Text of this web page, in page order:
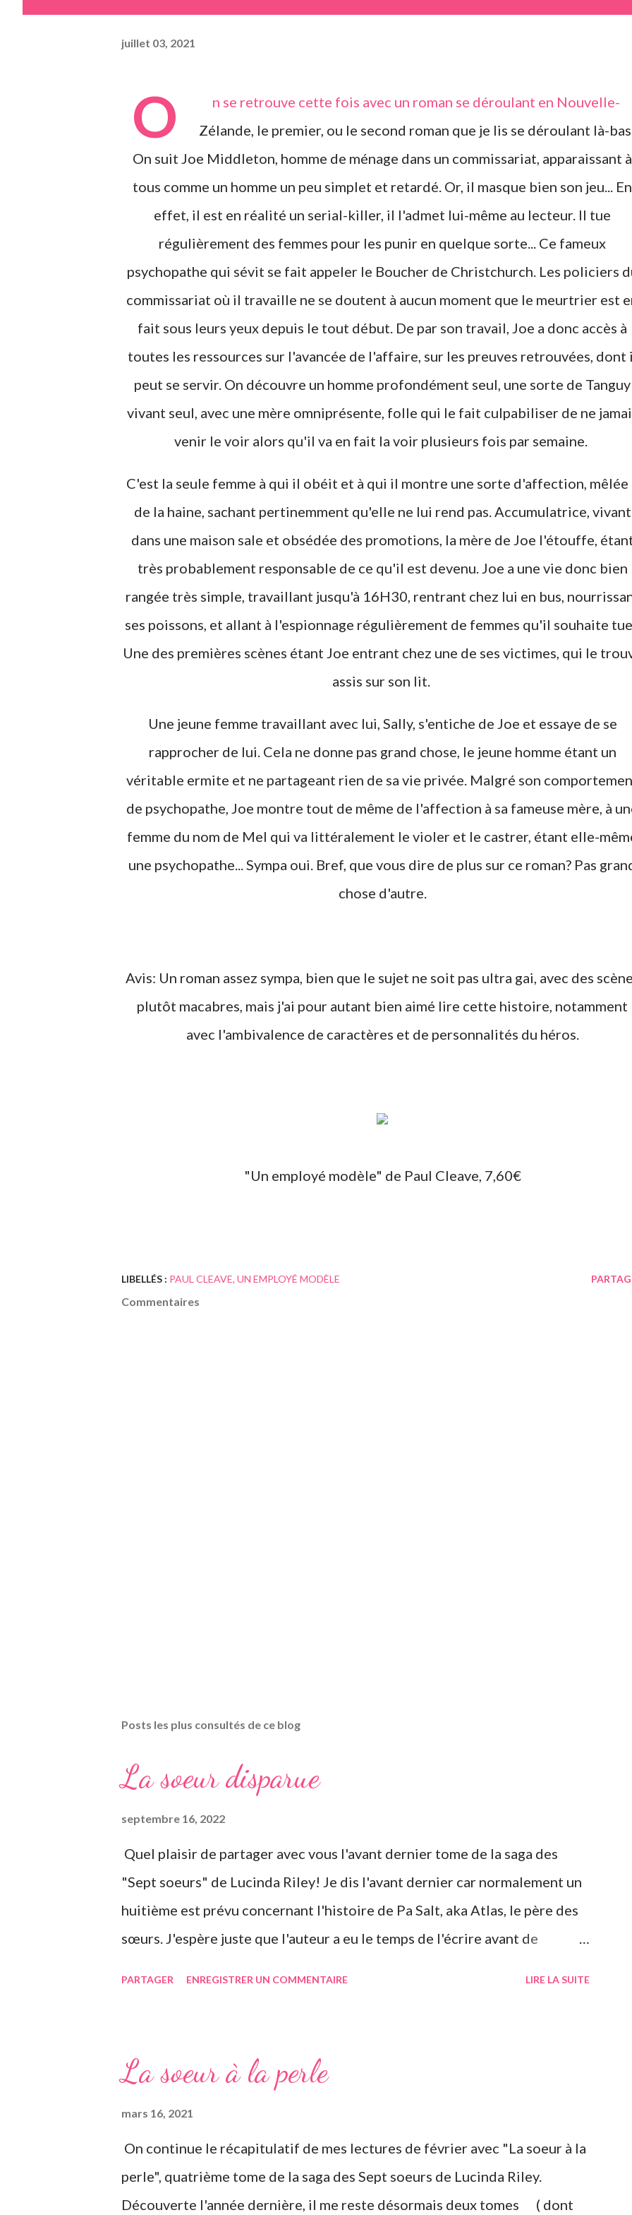
juillet 03, 2021
O
n se retrouve cette fois avec un roman se déroulant en Nouvelle-
Zélande, le premier, ou le second roman que je lis se déroulant là-
On suit Joe Middleton, homme de ménage dans un commissariat, apparaissant à
tous comme un homme un peu simplet et retardé. Or, il masque bien son jeu... En
effet, il est en réalité un serial-killer, il l'admet lui-même au lecteur. Il tue
régulièrement des femmes pour les punir en quelque sorte... Ce fameux
psychopathe qui sévit se fait appeler le Boucher de Christchurch. Les policiers
commissariat où il travaille ne se doutent à aucun moment que le meurtrier est
fait sous leurs yeux depuis le tout début. De par son travail, Joe a donc accès à
toutes les ressources sur l'avancée de l'affaire, sur les preuves retrouvées, dont
peut se servir. On découvre un homme profondément seul, une sorte de Tanguy
vivant seul, avec une mère omniprésente, folle qui le fait culpabiliser de ne
venir le voir alors qu'il va en fait la voir plusieurs fois par semaine.
C'est la seule femme à qui il obéit et à qui il montre une sorte d'affection, mêlée
de la haine, sachant pertinemment qu'elle ne lui rend pas. Accumulatrice, vivant
dans une maison sale et obsédée des promotions, la mère de Joe l'étouffe,
très probablement responsable de ce qu'il est devenu. Joe a une vie donc bien
rangée très simple, travaillant jusqu'à 16H30, rentrant chez lui en bus,
ses poissons, et allant à l'espionnage régulièrement de femmes qu'il souhaite
Une des premières scènes étant Joe entrant chez une de ses victimes, qui le
assis sur son lit.
Une jeune femme travaillant avec lui, Sally, s'entiche de Joe et essaye de se
rapprocher de lui. Cela ne donne pas grand chose, le jeune homme étant un
véritable ermite et ne partageant rien de sa vie privée. Malgré son
de psychopathe, Joe montre tout de même de l'affection à sa fameuse mère, à
femme du nom de Mel qui va littéralement le violer et le castrer, étant elle-
une psychopathe... Sympa oui. Bref, que vous dire de plus sur ce roman? Pas
chose d'autre.
Avis: Un roman assez sympa, bien que le sujet ne soit pas ultra gai, avec des
plutôt macabres, mais j'ai pour autant bien aimé lire cette histoire, notamment
avec l'ambivalence de caractères et de personnalités du héros.
"Un employé modèle" de Paul Cleave, 7,60€
LIBELLÉS : PAUL CLEAVE UN EMPLOYÉ MODÈLE
Commentaires
Posts les plus consultés de ce blog
La soeur disparue
septembre 16, 2022
Quel plaisir de partager avec vous l'avant dernier tome de la saga des
"Sept soeurs" de Lucinda Riley! Je dis l'avant dernier car normalement un
huitième est prévu concernant l'histoire de Pa Salt, aka Atlas, le père des
sœurs. J'espère juste que l'auteur a eu le temps de l'écrire avant de
romans, car il s'agit d'une saga, ils se suivent donc. Le pitch rapidement, un
vieil homme de plus de quatre-vingts-ans a adopté six filles, issues de ses
PARTAGER ENREGISTRER UN COMMENTAIRE LIRE LA SUITE
La soeur à la perle
mars 16, 2021
On continue le récapitulatif de mes lectures de février avec "La soeur à la
perle", quatrième tome de la saga des Sept soeurs de Lucinda Riley.
Découverte l'année dernière, il me reste désormais deux tomes ( dont